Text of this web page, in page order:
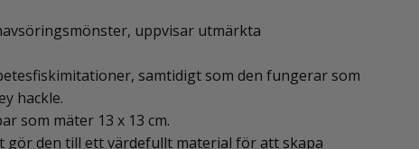
uppvisar utmärkta
samtidigt som den fungerar som
hackle.
som mäter 13 x 13 cm.
gör den till ett värdefullt material för att skapa